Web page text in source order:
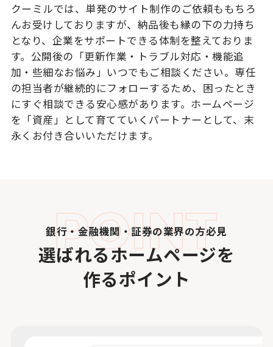
クーミルでは、単発のサイト制作のご依頼ももちろ
んお受けしておりますが、納品後も縁の下の力持ち
となり、企業をサポートできる体制を整えておりま
す。公開後の「更新作業・トラブル対応・機能追
加・些細なお悩み」いつでもご相談ください。専任
の担当者が継続的にフォローするため、困ったとき
にすぐ相談できる安心感があります。ホームページ
を「資産」として育てていくパートナーとして、末
永くお付き合いいただけます。
銀行・金融機関・証券の業界の方必見
選ばれるホームページを
作るポイント